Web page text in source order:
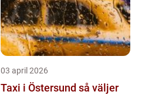
03 april 2026
Taxi i Östersund så väljer